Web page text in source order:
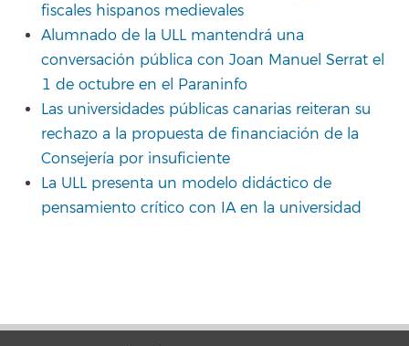
fiscales hispanos medievales
Alumnado de la ULL mantendrá una
conversación pública con Joan Manuel Serrat el
1 de octubre en el Paraninfo
Las universidades públicas canarias reiteran su
rechazo a la propuesta de financiación de la
Consejería por insuficiente
La ULL presenta un modelo didáctico de
pensamiento crítico con IA en la universidad